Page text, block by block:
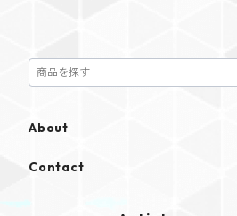
About
Contact